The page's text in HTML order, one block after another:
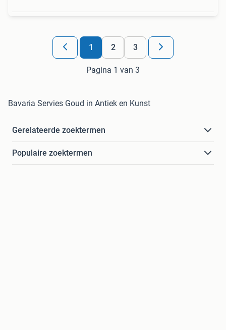
1 2 3
Pagina 1 van 3
Bavaria Servies Goud in Antiek en Kunst
Gerelateerde zoektermen
Populaire zoektermen